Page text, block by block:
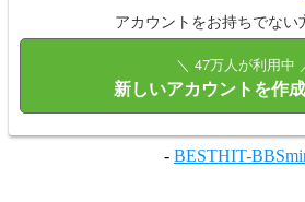
アカウントをお持ちでない
＼ 47万人が利用中
新しいアカウントを作成
- BESTHIT-